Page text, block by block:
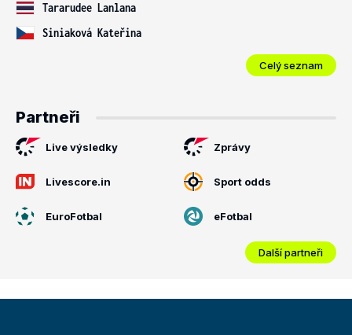
Tararudee Lanlana
Siniaková Kateřina
Celý seznam
Partneři
Live výsledky Zprávy
Livescore.in Sport odds
EuroFotbal eFotbal
Další partneři